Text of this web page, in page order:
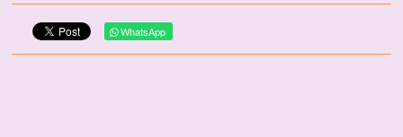
WhatsApp